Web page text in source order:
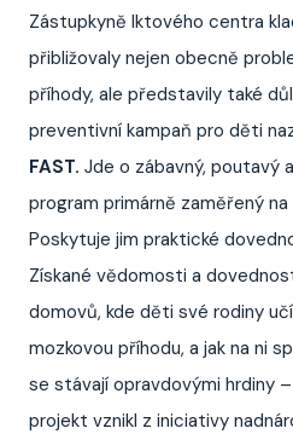
Zástupkyně Iktového centra
přibližovaly nejen obecně
příhody, ale představily také
preventivní kampaň pro děti
FAST. Jde o zábavný, poutavý
program primárně zaměřený
Poskytuje jim praktické
Získané vědomosti a
domovů, kde děti své rodiny
mozkovou příhodu, a jak na ni
se stávají opravdovými hrdiny
projekt vznikl z iniciativy